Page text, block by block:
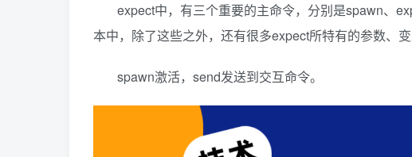
expect中，有三个重要的主命令，分别是spawn、
本中，除了这些之外，还有很多expect所特有的参数、
spawn激活，send发送到交互命令。